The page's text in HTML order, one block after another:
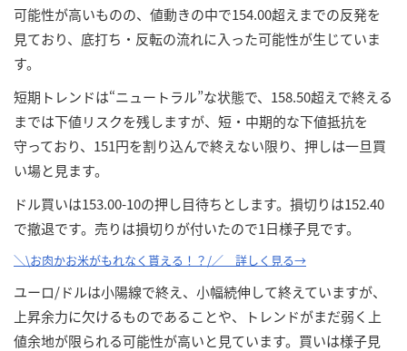
可能性が高いものの、値動きの中で154.00超えまでの反発を
見ており、底打ち・反転の流れに入った可能性が生じていま
す。
短期トレンドは“ニュートラル”な状態で、158.50超えで終える
までは下値リスクを残しますが、短・中期的な下値抵抗を
守っており、151円を割り込んで終えない限り、押しは一旦買
い場と見ます。
ドル買いは153.00-10の押し目待ちとします。損切りは152.40
で撤退です。売りは損切りが付いたので1日様子見です。
＼\お肉かお米がもれなく貰える！？/／ 詳しく見る→
ユーロ/ドルは小陽線で終え、小幅続伸して終えていますが、
上昇余力に欠けるものであることや、トレンドがまだ弱く上
値余地が限られる可能性が高いと見ています。買いは様子見